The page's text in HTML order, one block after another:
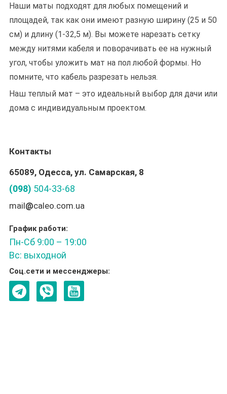
Наши маты подходят для любых помещений и
площадей, так как они имеют разную ширину (25 и 50
см) и длину (1-32,5 м). Вы можете нарезать сетку
между нитями кабеля и поворачивать ее на нужный
угол, чтобы уложить мат на пол любой формы. Но
помните, что кабель разрезать нельзя.
Наш теплый мат – это идеальный выбор для дачи или
дома с индивидуальным проектом.
Контакты
65089, Одесса, ул. Самарская, 8
(098) 504-33-68
mail@caleo.com.ua
График работи:
Пн-Сб 9:00 – 19:00
Вс: выходной
Соц.сети и мессенджеры: